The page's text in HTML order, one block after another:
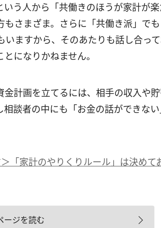
う人から「共働きのほうが家計が
さまざま。さらに「共働き派」で
ますから、そのあたりも話し合っ
になりかねません。
計画を立てるには、相手の収入や
談者の中にも「お金の話ができな
「家計のやりくりルール」は決めて
ージを読む